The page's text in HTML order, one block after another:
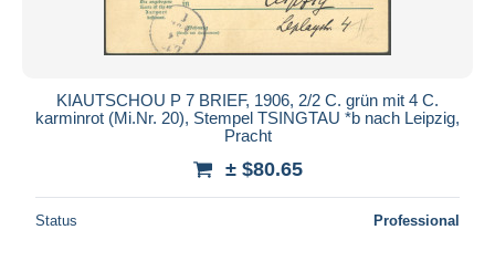
KIAUTSCHOU P 7 BRIEF, 1906, 2/2 C. grün mit 4 C.
karminrot (Mi.Nr. 20), Stempel TSINGTAU *b nach Leipzig,
Pracht
± $80.65
Status Professional